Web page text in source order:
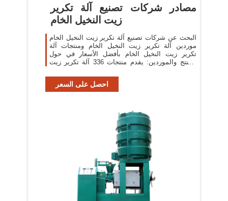
مصادر شركات تصنيع آلة تكرير
زيت النخيل الخام
البحث عن شركات تصنيع آلة تكرير زيت النخيل الخام
موردين آلة تكرير زيت النخيل الخام ومنتجات آلة
تكرير زيت النخيل الخام بأفضل الأسعار في حول
المنتج والموردين: يقدم منتجات 336 آلة تكرير زيت
احصل على السعر